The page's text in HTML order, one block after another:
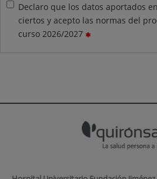
Declaro que los datos aportados
ciertos y acepto las normas del
curso 2026/2027